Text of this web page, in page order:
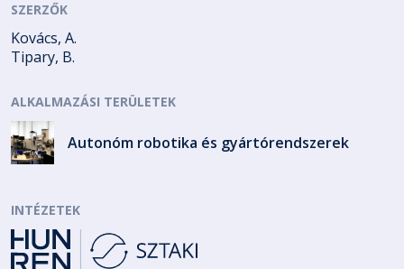
SZERZŐK
Kovács, A.
Tipary, B.
ALKALMAZÁSI TERÜLETEK
Autonóm robotika és gyártórendszerek
INTÉZETEK